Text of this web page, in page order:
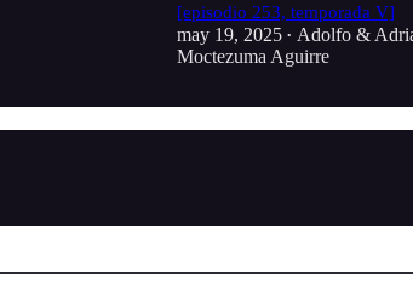
[episodio 253, temporada V]
may 19, 2025 • Adolfo &
Moctezuma Aguirre